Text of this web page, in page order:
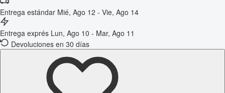
Entrega estándar Mié, Ago 12 - Vie, Ago 14
Entrega exprés Lun, Ago 10 - Mar, Ago 11
Devoluciones en 30 días